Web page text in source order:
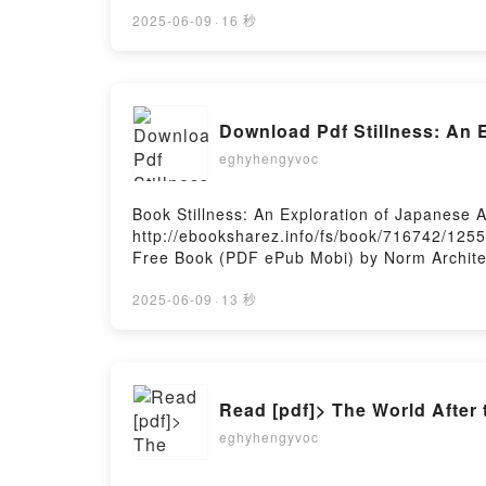
Burckhardt, Neri Oxman, Hadas A. Steiner
Firstory Hosting
2025-06-09 · 16 秒
Download Pdf Stillness: An
eghyhengyvoc
Book Stillness: An Exploration of Japanese
http://ebooksharez.info/fs/book/716742/
Free Book (PDF ePub Mobi) by Norm
Architecture and Design Norm Architects
Hosting
2025-06-09 · 13 秒
Read [pdf]> The World After
eghyhengyvoc